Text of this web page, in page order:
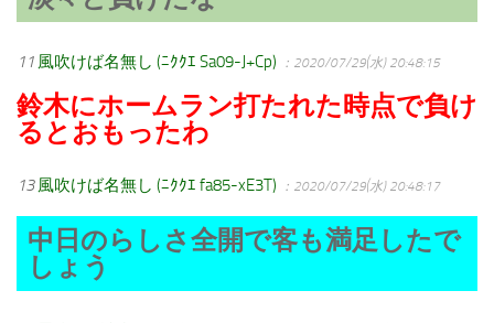
11 風吹けば名無し (ﾆｸｸｴ Sa09-J+Cp) ：2020/07/29(水) 20:48:15
鈴木にホームラン打たれた時点で負け
るとおもったわ
13 風吹けば名無し (ﾆｸｸｴ fa85-xE3T) ：2020/07/29(水) 20:48:17
中日のらしさ全開で客も満足したで
しょう